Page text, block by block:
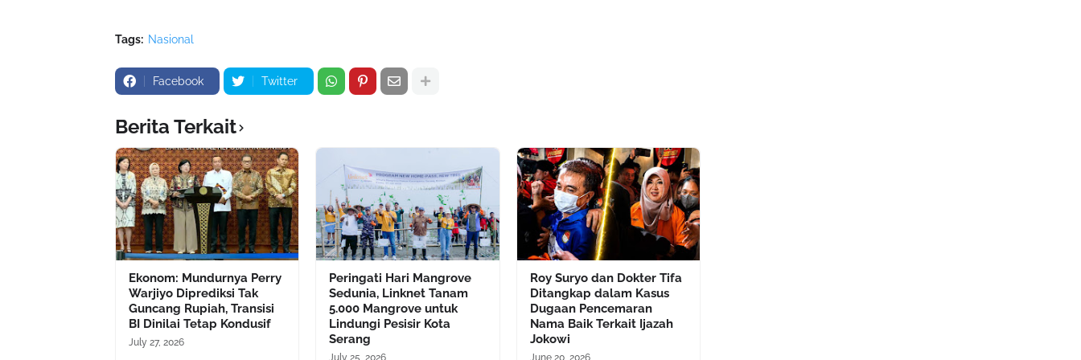
Tags: Nasional
Facebook Twitter
Berita Terkait
Ekonom: Mundurnya Perry
Warjiyo Diprediksi Tak
Guncang Rupiah, Transisi
BI Dinilai Tetap Kondusif
July 27, 2026
Peringati Hari Mangrove
Sedunia, Linknet Tanam
5.000 Mangrove untuk
Lindungi Pesisir Kota
Serang
Roy Suryo dan Dokter Tifa
Ditangkap dalam Kasus
Dugaan Pencemaran
Nama Baik Terkait Ijazah
Jokowi